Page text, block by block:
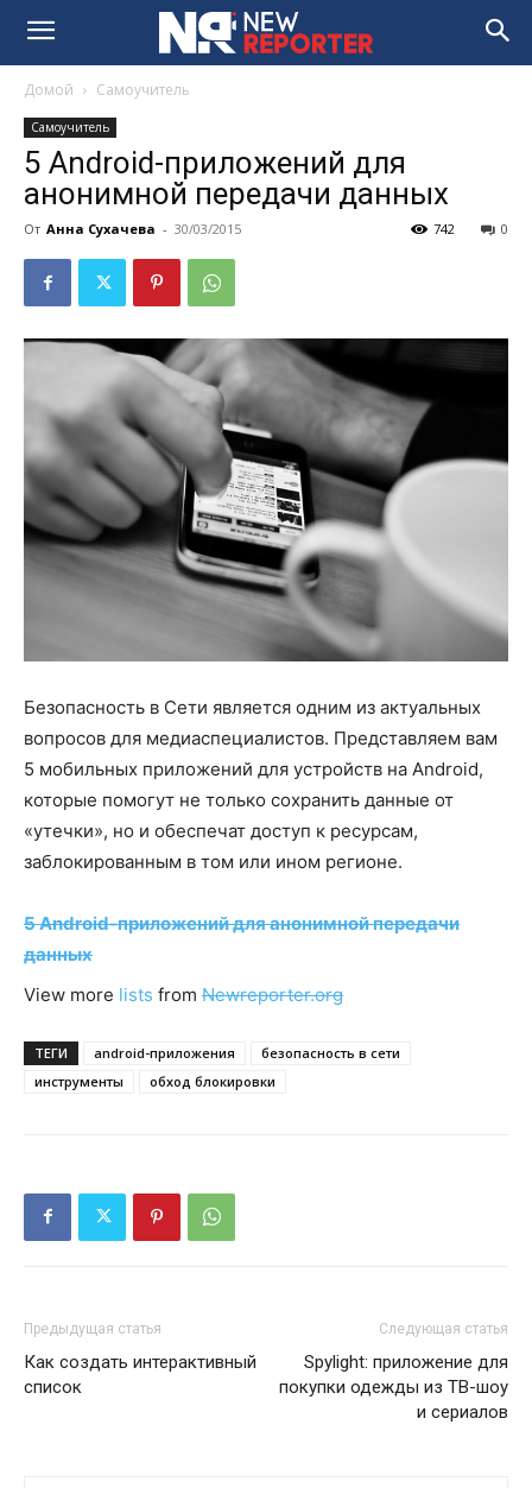
Домой Самоучитель
Самоучитель
5 Android-приложений для
анонимной передачи данных
От Анна Сухачева - 30/03/2015 0
742
Безопасность в Сети является одним из актуальных
вопросов для медиаспециалистов. Представляем вам
5 мобильных приложений для устройств на Android,
которые помогут не только сохранить данные от
«утечки», но и обеспечат доступ к ресурсам,
заблокированным в том или ином регионе.
5 Android-приложений для анонимной передачи
данных
View more lists from Newreporter.org
ТЕГИ android-приложения
безопасность в сети
инструменты
обход блокировки
Предыдущая статья
Как создать интерактивный
список
Следующая статья
Spylight: приложение для
покупки одежды из ТВ-шоу
и сериалов